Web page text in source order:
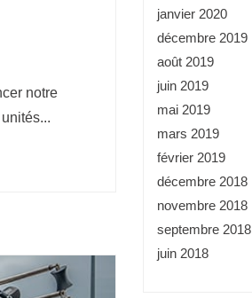
notre
janvier 2020
décembre 2019
août 2019
juin 2019
mai 2019
mars 2019
février 2019
décembre 2018
novembre 2018
septembre 2018
juin 2018